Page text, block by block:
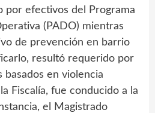
por efectivos del Programa
(PADO) mientras
de prevención en barrio
resultó requerido por
basados en violencia
Fiscalía, fue conducido a la
el Magistrado